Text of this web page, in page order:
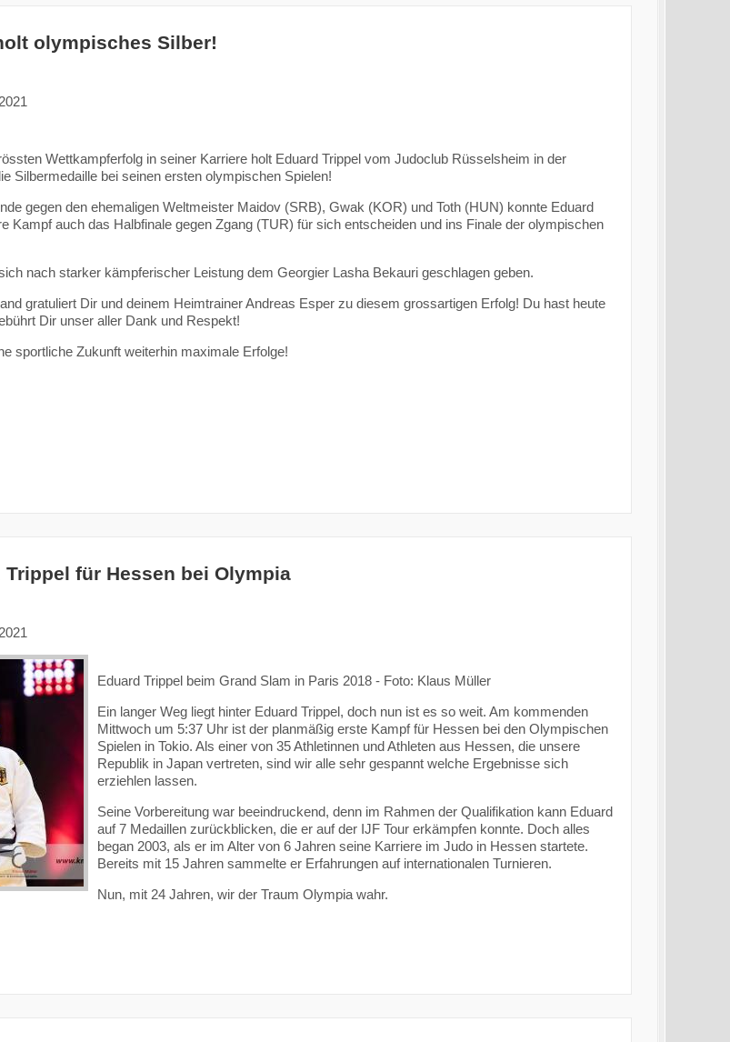
olympisches Silber!
Wettkampferfolg in seiner Karriere holt Eduard Trippel vom Judoclub Rüsselsheim in der
Silbermedaille bei seinen ersten olympischen Spielen!
gegen den ehemaligen Weltmeister Maidov (SRB), Gwak (KOR) und Toth (HUN) konnte Eduard
Kampf auch das Halbfinale gegen Zgang (TUR) für sich entscheiden und ins Finale der olympischen
nach starker kämpferischer Leistung dem Georgier Lasha Bekauri geschlagen geben.
gratuliert Dir und deinem Heimtrainer Andreas Esper zu diesem grossartigen Erfolg! Du hast heute
Dir unser aller Dank und Respekt!
sportliche Zukunft weiterhin maximale Erfolge!
Trippel für Hessen bei Olympia
Eduard Trippel beim Grand Slam in Paris 2018 - Foto: Klaus Müller
Ein langer Weg liegt hinter Eduard Trippel, doch nun ist es so weit. Am kommenden
Mittwoch um 5:37 Uhr ist der planmäßig erste Kampf für Hessen bei den Olympischen
Spielen in Tokio. Als einer von 35 Athletinnen und Athleten aus Hessen, die unsere
Republik in Japan vertreten, sind wir alle sehr gespannt welche Ergebnisse sich
erziehlen lassen.
Seine Vorbereitung war beeindruckend, denn im Rahmen der Qualifikation kann Eduard
auf 7 Medaillen zurückblicken, die er auf der IJF Tour erkämpfen konnte. Doch alles
began 2003, als er im Alter von 6 Jahren seine Karriere im Judo in Hessen startete.
Bereits mit 15 Jahren sammelte er Erfahrungen auf internationalen Turnieren.
Nun, mit 24 Jahren, wir der Traum Olympia wahr.